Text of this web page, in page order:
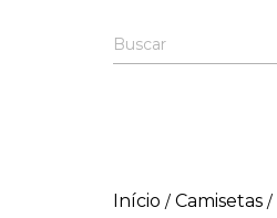
Início / Camisetas /